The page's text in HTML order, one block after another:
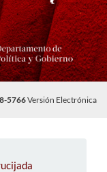
5766Versión Electrónica